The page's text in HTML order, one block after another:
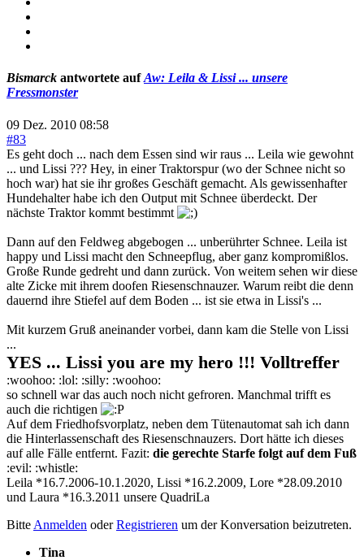
Bismarck antwortete aufAw: Leila & Lissi ... unsere
Fressmonster
09 Dez. 2010 08:58
#83
Es geht doch ... nach dem Essen sind wir raus ... Leila wie gewohnt
... und Lissi ??? Hey, in einer Traktorspur (wo der Schnee nicht so
hoch war) hat sie ihr großes Geschäft gemacht. Als gewissenhafter
Hundehalter habe ich den Output mit Schnee überdeckt. Der
nächste Traktor kommt bestimmt
Dann auf den Feldweg abgebogen ... unberührter Schnee. Leila ist
happy und Lissi macht den Schneepflug, aber ganz kompromißlos.
Große Runde gedreht und dann zurück. Von weitem sehen wir diese
alte Zicke mit ihrem doofen Riesenschnauzer. Warum reibt die denn
dauernd ihre Stiefel auf dem Boden ... ist sie etwa in Lissi's ...
Mit kurzem Gruß aneinander vorbei, dann kam die Stelle von Lissi
...
YES ... Lissi you are my hero !!! Volltreffer
:woohoo: :lol: :silly: :woohoo:
so schnell war das auch noch nicht gefroren. Manchmal trifft es
auch die richtigen
Auf dem Friedhofsvorplatz, neben dem Tütenautomat sah ich dann
die Hinterlassenschaft des Riesenschnauzers. Dort hätte ich dieses
auf alle Fälle entfernt. Fazit: die gerechte Starfe folgt auf dem Fuß
:evil: :whistle:
Leila *16.7.2006-10.1.2020, Lissi *16.2.2009, Lore *28.09.2010
und Laura *16.3.2011 unsere QuadriLa
Bitte Anmelden oderRegistrieren um der Konversation beizutreten.
Tina